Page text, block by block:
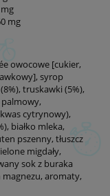
mg
owocowe [cukier,
syrop
truskawki (5%),
palmowy,
cytrynowy),
białko mleka,
pszenny, tłuszcz
migdały,
sok z buraka
aromaty,